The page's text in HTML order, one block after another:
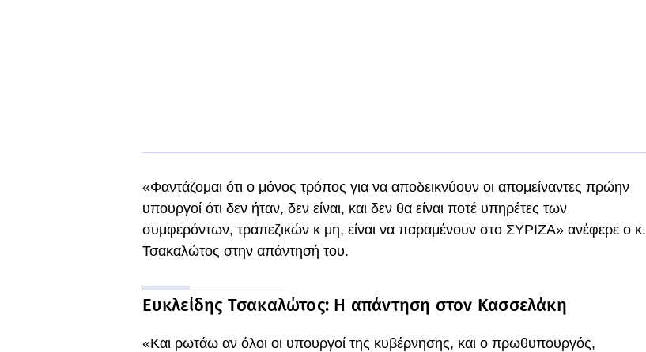
«Φαντάζομαι ότι ο μόνος τρόπος για να αποδεικνύουν οι απομείναντες πρώην
υπουργοί ότι δεν ήταν, δεν είναι, και δεν θα είναι ποτέ υπηρέτες των
συμφερόντων, τραπεζικών κ μη, είναι να παραμένουν στο ΣΥΡΙΖΑ» ανέφερε ο κ.
Τσακαλώτος στην απάντησή του.
Ευκλείδης Τσακαλώτος: Η απάντηση στον Κασσελάκη
«Και ρωτάω αν όλοι οι υπουργοί της κυβέρνησης, και ο πρωθυπουργός,